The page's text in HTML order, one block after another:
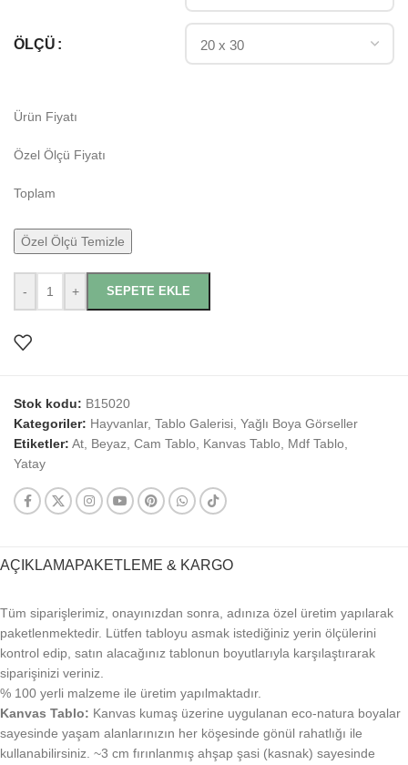
ÖLÇÜ
Ürün Fiyatı
Özel Ölçü Fiyatı
Toplam
Özel Ölçü Temizle
- + SEPETE EKLE
Stok kodu: B15020
Kategoriler: Hayvanlar, Tablo Galerisi, Yağlı Boya Görseller
Etiketler: At, Beyaz, Cam Tablo, Kanvas Tablo, Mdf Tablo,
Yatay
AÇIKLAMAPAKETLEME & KARGO
Tüm siparişlerimiz, onayınızdan sonra, adınıza özel üretim yapılarak
paketlenmektedir. Lütfen tabloyu asmak istediğiniz yerin ölçülerini
kontrol edip, satın alacağınız tablonun boyutlarıyla karşılaştırarak
siparişinizi veriniz.
% 100 yerli malzeme ile üretim yapılmaktadır.
Kanvas Tablo: Kanvas kumaş üzerine uygulanan eco-natura boyalar
sayesinde yaşam alanlarınızın her köşesinde gönül rahatlığı ile
kullanabilirsiniz. ~3 cm fırınlanmış ahşap şasi (kasnak) sayesinde